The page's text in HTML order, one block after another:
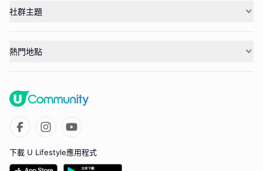
社群主題
熱門地點
下載 U Lifestyle應用程式